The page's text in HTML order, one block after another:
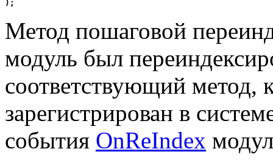
);
Метод пошаговой
модуль был
соответствующий метод,
зарегистрирован в
события OnReIndex